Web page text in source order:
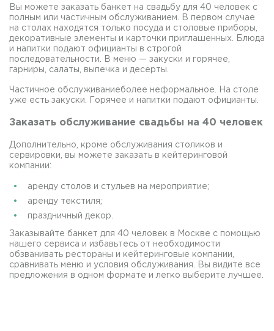
Вы можете заказать банкет на свадьбу для 40 человек с
полным или частичным обслуживанием. В первом случае
на столах находятся только посуда и столовые приборы,
декоративные элементы и карточки приглашенных. Блюда
и напитки подают официанты в строгой
последовательности. В меню — закуски и горячее,
гарниры, салаты, выпечка и десерты.
Частичное обслуживаниеболее неформальное. На столе
уже есть закуски. Горячее и напитки подают официанты.
Заказать обслуживание свадьбы на 40 человек
Дополнительно, кроме обслуживания столиков и
сервировки, вы можете заказать в кейтеринговой
компании:
аренду столов и стульев на мероприятие;
аренду текстиля;
праздничный декор.
Заказывайте банкет для 40 человек в Москве с помощью
нашего сервиса и избавьтесь от необходимости
обзванивать рестораны и кейтеринговые компании,
сравнивать меню и условия обслуживания. Вы видите все
предложения в одном формате и легко выберите лучшее.